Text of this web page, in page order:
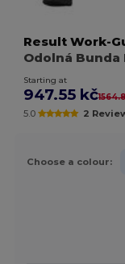
Result Work-
Odolná Bunda
Starting at
947.55 kč
5.0 2
Choose a colour: